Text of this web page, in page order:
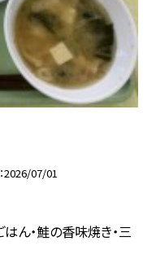
2026/07/01
はん・鮭の香味焼き・三